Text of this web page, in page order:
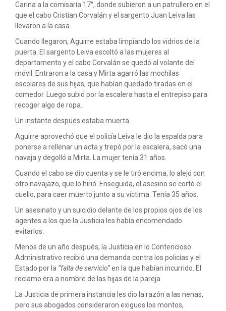
Carina a la comisaría 17°, donde subieron a un patrullero en el
que el cabo Cristian Corvalán y el sargento Juan Leiva las
llevaron a la casa.
Cuando llegaron, Aguirre estaba limpiando los vidrios de la
puerta. El sargento Leiva escoltó a las mujeres al
departamento y el cabo Corvalán se quedó al volante del
móvil. Entraron a la casa y Mirta agarró las mochilas
escolares de sus hijas, que habían quedado tiradas en el
comedor. Luego subió por la escalera hasta el entrepiso para
recoger algo de ropa.
Un instante después estaba muerta.
Aguirre aprovechó que el policía Leiva le dio la espalda para
ponerse a rellenar un acta y trepó por la escalera, sacó una
navaja y degolló a Mirta. La mujer tenía 31 años.
Cuando el cabo se dio cuenta y se le tiró encima, lo alejó con
otro navajazo, que lo hirió. Enseguida, el asesino se cortó el
cuello, para caer muerto junto a su víctima. Tenía 35 años.
Un asesinato y un suicidio delante de los propios ojos de los
agentes a los que la Justicia les había encomendado
evitarlos.
Menos de un año después, la Justicia en lo Contencioso
Administrativo recibió una demanda contra los policías y el
Estado por la “falta de servicio”en la que habían incurrido. El
reclamo era a nombre de las hijas de la pareja.
La Justicia de primera instancia les dio la razón a las nenas,
pero sus abogados consideraron exiguos los montos,